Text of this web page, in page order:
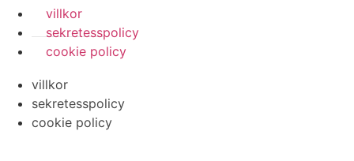
villkor
sekretesspolicy
cookie policy
villkor
sekretesspolicy
cookie policy